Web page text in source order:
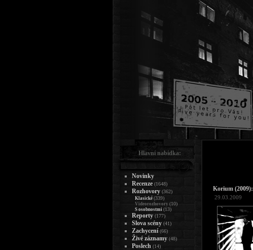
Korium (2009):
29.03.2009
Hlavní nabídka:
Novinky
Recenze (1648)
Rozhovory (362)
Klasické (339)
Videorozhovory (10)
S osobnostmi (13)
Reporty (177)
Slova scény (41)
Zachycení (66)
Živé záznamy (48)
Poslech (14)